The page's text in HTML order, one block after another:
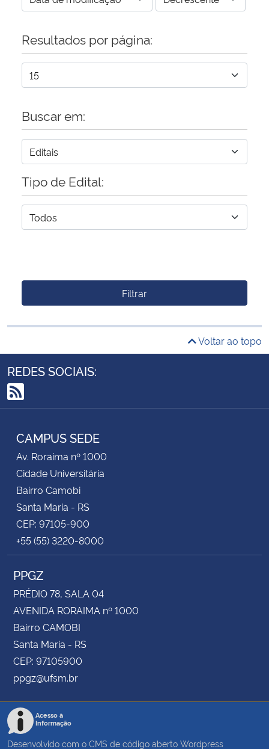
Resultados por página:
Buscar em:
Tipo de Edital:
Filtrar
Voltar ao topo
REDES SOCIAIS:
RSS
CAMPUS SEDE
Av. Roraima nº 1000
Cidade Universitária
Bairro Camobi
Santa Maria - RS
CEP: 97105-900
+55 (55) 3220-8000
PPGZ
PRÉDIO 78, SALA 04
AVENIDA RORAIMA nº 1000
Bairro CAMOBI
Santa Maria - RS
CEP: 97105900
ppgz@ufsm.br
Acesso à
Informação
Desenvolvido com o CMS de código aberto Wordpress